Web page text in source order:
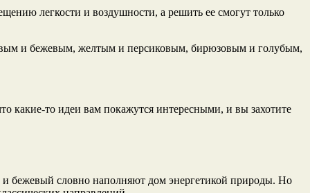
легкости и воздушности, а решить ее смогут только
и бежевым, желтым и персиковым, бирюзовым и голубым,
какие-то идеи вам покажутся интересными, и вы захотите
бежевый словно наполняют дом энергетикой природы. Но